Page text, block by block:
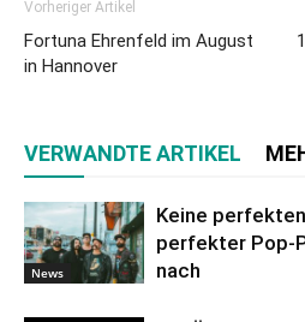
Vorheriger Artikel
Fortuna Ehrenfeld im August
in Hannover
VERWANDTE ARTIKEL
News
Keine
perfekter Pop-
nach